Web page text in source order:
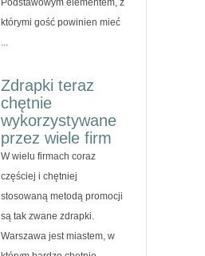
którymi gość powinien mieć
Zdrapki teraz
chętnie
wykorzystywane
przez wiele firm
W wielu firmach coraz
częściej i chętniej
stosowaną metodą promocji
są tak zwane zdrapki.
Warszawa jest miastem, w